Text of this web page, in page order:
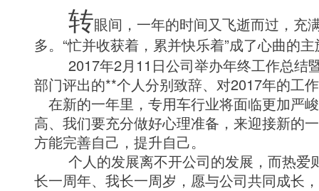
转眼间，一年的时间又飞逝而过，充
多。“忙并收获着，累并快乐着”成了心曲的
2017年2月11日公司举办年终工作总结暨
部门评出的**个人分别致辞、对2017年的工
在新的一年里，专用车行业将面临更加严
高、我们要充分做好心理准备，来迎接新的
方能完善自己，提升自己。
个人的发展离不开公司的发展，而热爱
长一周年、我长一周岁，愿与公司共同成长